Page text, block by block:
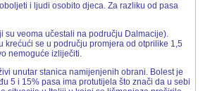
i ljudi osobito djeca. Za razliku od pasa
su veoma učestali na području Dalmacije).
se u području promjera od otprilike 1,5
nemoguće izliječiti.
unutar stanica namijenjenih obrani. Bolest je
5 i 15% pasa ima protutijela što znači da u sebi